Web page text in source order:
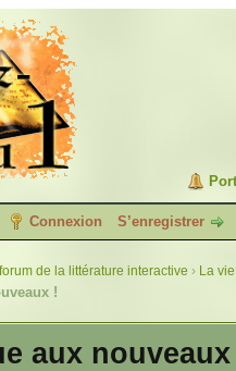
Connexion S’enregistrer
de la littérature interactive › La
!
aux